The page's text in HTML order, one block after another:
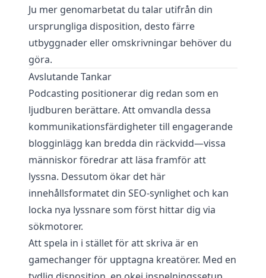
Ju mer genomarbetat du talar utifrån din
ursprungliga disposition, desto färre
utbyggnader eller omskrivningar behöver du
göra.
Avslutande Tankar
Podcasting positionerar dig redan som en
ljudburen berättare. Att omvandla dessa
kommunikationsfärdigheter till engagerande
blogginlägg kan bredda din räckvidd—vissa
människor föredrar att läsa framför att
lyssna. Dessutom ökar det här
innehållsformatet din SEO-synlighet och kan
locka nya lyssnare som först hittar dig via
sökmotorer.
Att spela in i stället för att skriva är en
gamechanger för upptagna kreatörer. Med en